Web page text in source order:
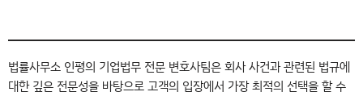
법률사무소 인평의 기업법무 전문 변호사팀은 회사 사건과 관련된 법규에
대한 깊은 전문성을 바탕으로 고객의 입장에서 가장 최적의 선택을 할 수